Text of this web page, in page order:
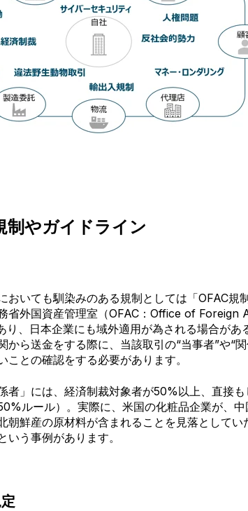
制やガイドライン
おいても馴染みのある規制としては「OFAC規
省外国資産管理室（OFAC：Office of Foreign
り、日本企業にも域外適用が為される場合があ
から送金をする際に、当該取引の“当事者”や“関
ことの確認をする必要があります。
者」には、経済制裁対象者が50%以上、直接
ルール）。実際に、米国の化粧品企業が、
朝鮮産の原材料が含まれることを見落として
いう事例があります。